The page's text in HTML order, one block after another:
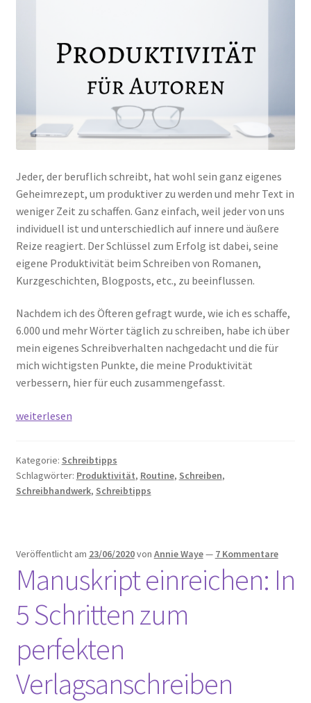
Jeder, der beruflich schreibt, hat wohl sein ganz eigenes
Geheimrezept, um produktiver zu werden und mehr Text in
weniger Zeit zu schaffen. Ganz einfach, weil jeder von uns
individuell ist und unterschiedlich auf innere und äußere
Reize reagiert. Der Schlüssel zum Erfolg ist dabei, seine
eigene Produktivität beim Schreiben von Romanen,
Kurzgeschichten, Blogposts, etc., zu beeinflussen.
Nachdem ich des Öfteren gefragt wurde, wie ich es schaffe,
6.000 und mehr Wörter täglich zu schreiben, habe ich über
mein eigenes Schreibverhalten nachgedacht und die für
mich wichtigsten Punkte, die meine Produktivität
verbessern, hier für euch zusammengefasst.
8
für
Autoren:
weniger
Zeit
weiterlesen
Kategorie: Schreibtipps
Schlagwörter: Produktivität, Routine, Schreiben,
Schreibhandwerk, Schreibtipps
Veröffentlicht am 23/06/2020von Annie Waye— 7 Kommentare
Manuskript einreichen: In
5 Schritten zum
perfekten
Verlagsanschreiben